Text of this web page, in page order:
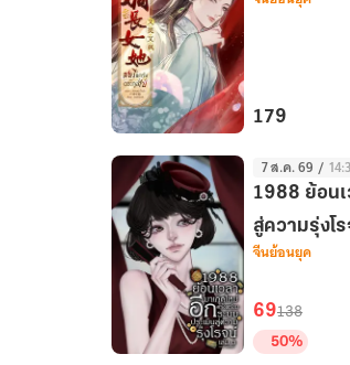
ไป๋
เล่ม
3
แกร่ง
ตระกูล
ไป๋
เล่ม
4
179
7 ส.ค. 69 /
1988 ย้อน
สู่ความรุ่งโ
จีนย้อนยุค
69138
50%